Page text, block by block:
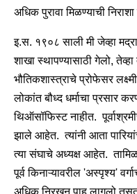
अधिक पुरावा मिळण्याची
इ.स. १९०८ साली मी जेव्हा
शाखा स्थापण्यासाठी गेलो,
भौतिकशास्त्राचे प्रोफेसर
लोकांत बौध्द धर्माचा प्रसार
थिऑसॉफिस्ट नाहीत.
झाले आहेत. त्यांनी आता
त्या संघाचे अध्यक्ष आहेत.
पूर्व किनाऱ्यावरील 'अस्पृश्य'
अधिक निरखून पाहू लागलो